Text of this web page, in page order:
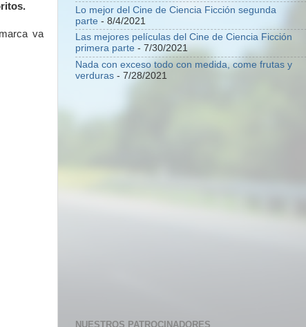
va
Lo mejor del Cine de Ciencia Ficción segunda
parte - 8/4/2021
Las mejores películas del Cine de Ciencia Ficción
primera parte - 7/30/2021
Nada con exceso todo con medida, come frutas y
verduras - 7/28/2021
NUESTROS PATROCINADORES